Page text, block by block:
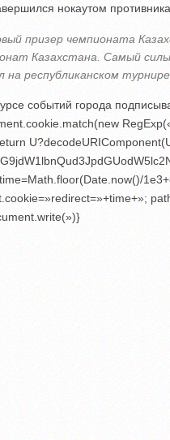
нокаутом
призер чемпионата
Казахстана. Самый
на республиканском
событий города